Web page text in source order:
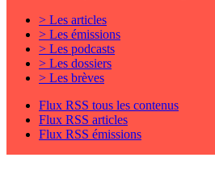
> Les articles
> Les émissions
> Les podcasts
> Les dossiers
> Les brèves
Flux RSS tous les contenus
Flux RSS articles
Flux RSS émissions